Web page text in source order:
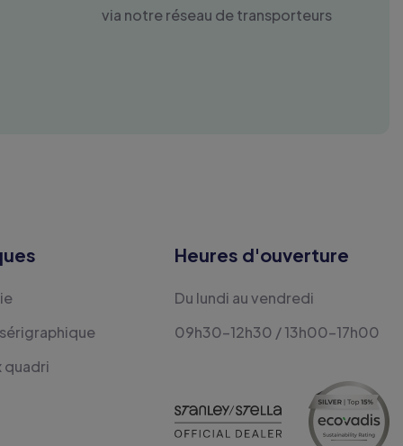
via notre réseau de transporteurs
quadri
Heures d'ouverture
Du lundi au vendredi
09h30-12h30 / 13h00-17h00